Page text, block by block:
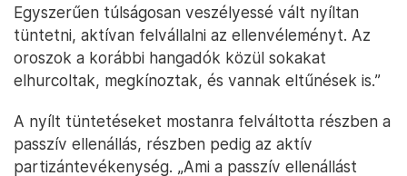
Egyszerűen túlságosan veszélyessé vált nyíltan
tüntetni, aktívan felvállalni az ellenvéleményt. Az
oroszok a korábbi hangadók közül sokakat
elhurcoltak, megkínoztak, és vannak eltűnések is.”
A nyílt tüntetéseket mostanra felváltotta részben a
passzív ellenállás, részben pedig az aktív
partizántevékenység. „Ami a passzív ellenállást